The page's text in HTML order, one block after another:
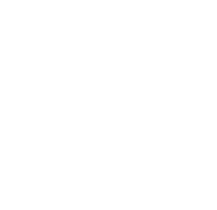
água